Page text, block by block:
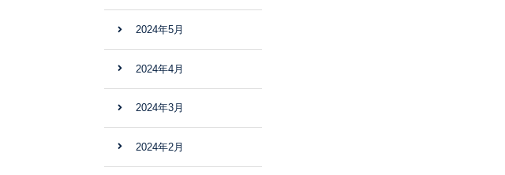
2024年5月
2024年4月
2024年3月
2024年2月